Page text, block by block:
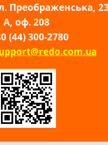
Преображенська,
А, оф. 208
(44) 300-2780